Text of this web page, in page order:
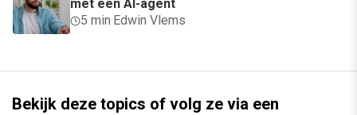
met een AI-agent
5 min· Edwin Vlems
Bekijk deze topics of volg ze via een